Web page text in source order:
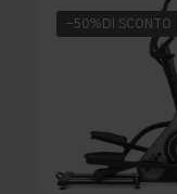
-50%DI SCONTO